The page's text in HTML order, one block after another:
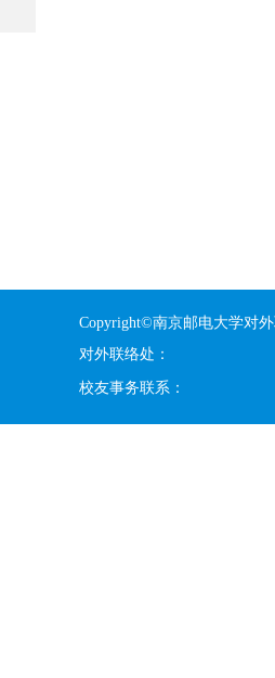
Copyright©南京邮电大学对
对外联络处：
校友事务联系：